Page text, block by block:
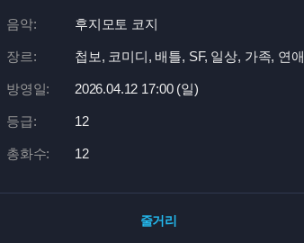
음악: 후지모토 코지
장르: 첩보, 코미디, 배틀, SF, 일상, 가족, 연애
방영일: 2026.04.12 17:00 (일)
등급: 12
총화수: 12
줄거리